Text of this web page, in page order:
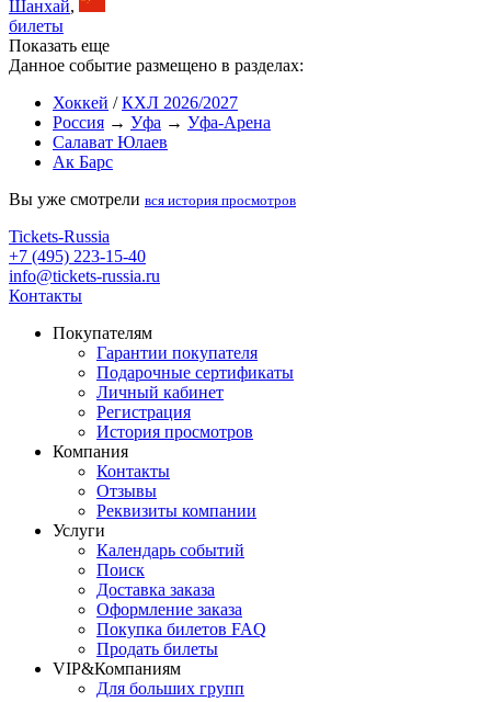
Шанхай,
билеты
Показать еще
Данное событие размещено в разделах:
Хоккей /КХЛ 2026/2027
Россия → Уфа → Уфа-Арена
Салават Юлаев
Ак Барс
Вы уже смотрели вся история просмотров
Tickets-Russia
+7 (495) 223-15-40
info@tickets-russia.ru
Контакты
Покупателям
Гарантии покупателя
Подарочные сертификаты
Личный кабинет
Регистрация
История просмотров
Компания
Контакты
Отзывы
Реквизиты компании
Услуги
Календарь событий
Поиск
Доставка заказа
Оформление заказа
Покупка билетов FAQ
Продать билеты
VIP&Компаниям
Для больших групп